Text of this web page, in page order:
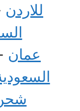
للاردن
عمان